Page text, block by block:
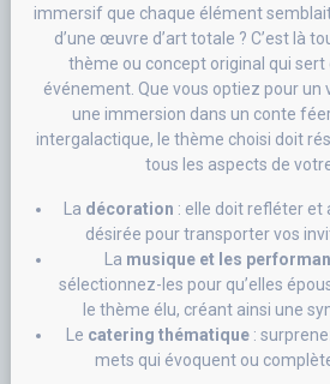
immersif que chaque élément
d’une œuvre d’art totale ? C’est là
thème ou concept original qui sert
événement. Que vous optiez pour un
une immersion dans un conte
intergalactique, le thème choisi doit
tous les aspects de
La décoration : elle doit refléter et
désirée pour transporter vos
La musique et les
sélectionnez-les pour qu’elles
le thème élu, créant ainsi une
Le catering thématique :
mets qui évoquent ou